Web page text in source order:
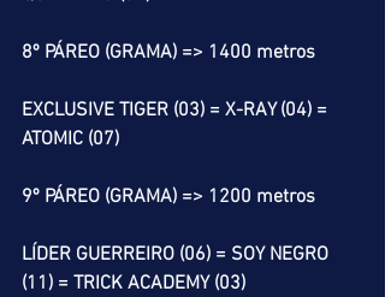
8º PÁREO (GRAMA) => 1400 metros
EXCLUSIVE TIGER (03) = X-RAY (04) =
ATOMIC (07)
9º PÁREO (GRAMA) => 1200 metros
LÍDER GUERREIRO (06) = SOY NEGRO
(11) = TRICK ACADEMY (03)